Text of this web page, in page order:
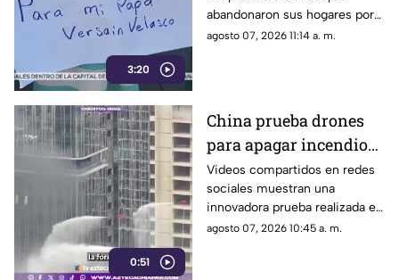
3:20
violencia
abandonaron sus hogares por
la violencia. El Centro de
agosto 07, 2026 11:14 a. m.
0:51
China prueba drones
para apagar incendios
en rascacielos y
revoluciona la atención
de emergencias
Videos compartidos en redes
sociales muestran una
innovadora prueba realizada en
China, donde drones
agosto 07, 2026 10:45 a. m.